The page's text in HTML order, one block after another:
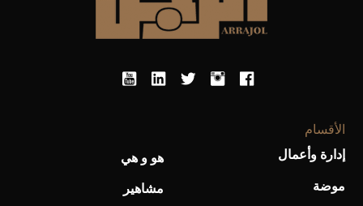
أحذية Mary Jane: ترف وأناقة للرجال
الأقسام
إدارة وأعمال
موضة
هو و هي
مشاهير